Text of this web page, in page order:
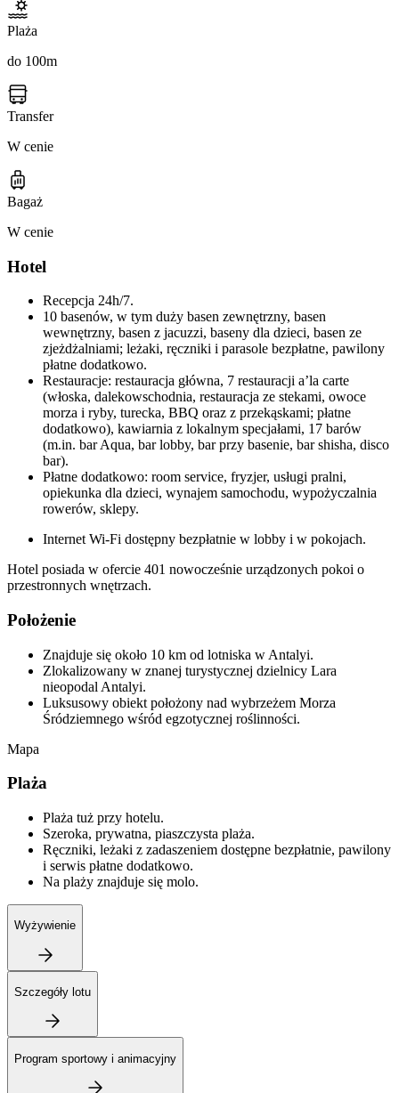
Plaża
do 100m
Transfer
W cenie
Bagaż
W cenie
Hotel
Recepcja 24h/7.
10 basenów, w tym duży basen zewnętrzny, basen
wewnętrzny, basen z jacuzzi, baseny dla dzieci, basen ze
zjeżdżalniami; leżaki, ręczniki i parasole bezpłatne, pawilony
płatne dodatkowo.
Restauracje: restauracja główna, 7 restauracji a’la carte
(włoska, dalekowschodnia, restauracja ze stekami, owoce
morza i ryby, turecka, BBQ oraz z przekąskami; płatne
dodatkowo), kawiarnia z lokalnym specjałami, 17 barów
(m.in. bar Aqua, bar lobby, bar przy basenie, bar shisha, disco
bar).
Płatne dodatkowo: room service, fryzjer, usługi pralni,
opiekunka dla dzieci, wynajem samochodu, wypożyczalnia
rowerów, sklepy.
Internet Wi-Fi dostępny bezpłatnie w lobby i w pokojach.
Hotel posiada w ofercie 401 nowocześnie urządzonych pokoi o
przestronnych wnętrzach.
Położenie
Znajduje się około 10 km od lotniska w Antalyi.
Zlokalizowany w znanej turystycznej dzielnicy Lara
nieopodal Antalyi.
Luksusowy obiekt położony nad wybrzeżem Morza
Śródziemnego wśród egzotycznej roślinności.
Mapa
Plaża
Plaża tuż przy hotelu.
Szeroka, prywatna, piaszczysta plaża.
Ręczniki, leżaki z zadaszeniem dostępne bezpłatnie, pawilony
i serwis płatne dodatkowo.
Na plaży znajduje się molo.
Wyżywienie
Szczegóły lotu
Program sportowy i animacyjny